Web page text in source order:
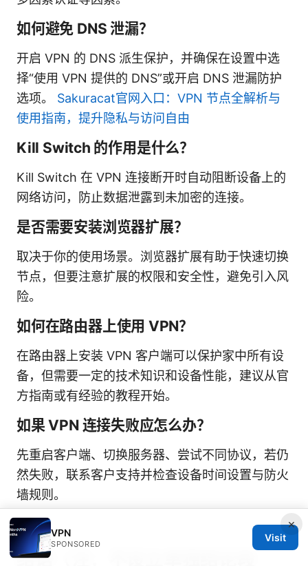
如何避免 DNS 泄漏？
开启 VPN 的 DNS 派生保护，并确保在设置中选
择“使用 VPN 提供的 DNS”或开启 DNS 泄漏防护
选项。 Sakuracat官网入口：VPN 节点全解析与
使用指南，提升隐私与访问自由
Kill Switch 的作用是什么？
Kill Switch 在 VPN 连接断开时自动阻断设备上的
网络访问，防止数据泄露到未加密的连接。
是否需要安装浏览器扩展？
取决于你的使用场景。浏览器扩展有助于快速切换
节点，但要注意扩展的权限和安全性，避免引入风
险。
如何在路由器上使用 VPN？
在路由器上安装 VPN 客户端可以保护家中所有设
备，但需要一定的技术知识和设备性能，建议从官
方指南或有经验的教程开始。
如果 VPN 连接失败应怎么办？
先重启客户端、切换服务器、尝试不同协议，若仍
然失败，联系客户支持并检查设备时间设置与防火
墙规则。
结语（注：不设立单独结论段
×
VPN
SPONSORED
Visit